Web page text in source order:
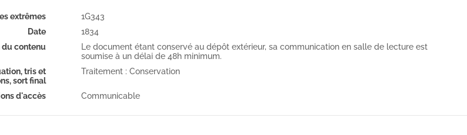
extrêmes
1G343
Date
1834
du contenu
Le document étant conservé au dépôt extérieur, sa communication en salle de lecture est
soumise à un délai de 48h minimum.
tris et
sort final
Traitement : Conservation
d'accès Communicable